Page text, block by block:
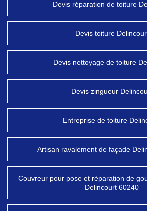
Devis réparation de toiture
Devis toiture
Devis nettoyage de toiture
Devis zingueur
Entreprise de toiture
Artisan ravalement de façade
Couvreur pour pose et réparation de
Delincourt 60240